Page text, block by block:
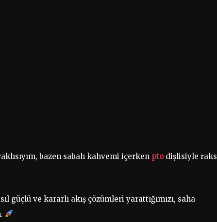
bazen sabah kahvemi içerken ptodişlisiyle raks
güçlü ve kararlı akış çözümleri yarattığımızı, saha